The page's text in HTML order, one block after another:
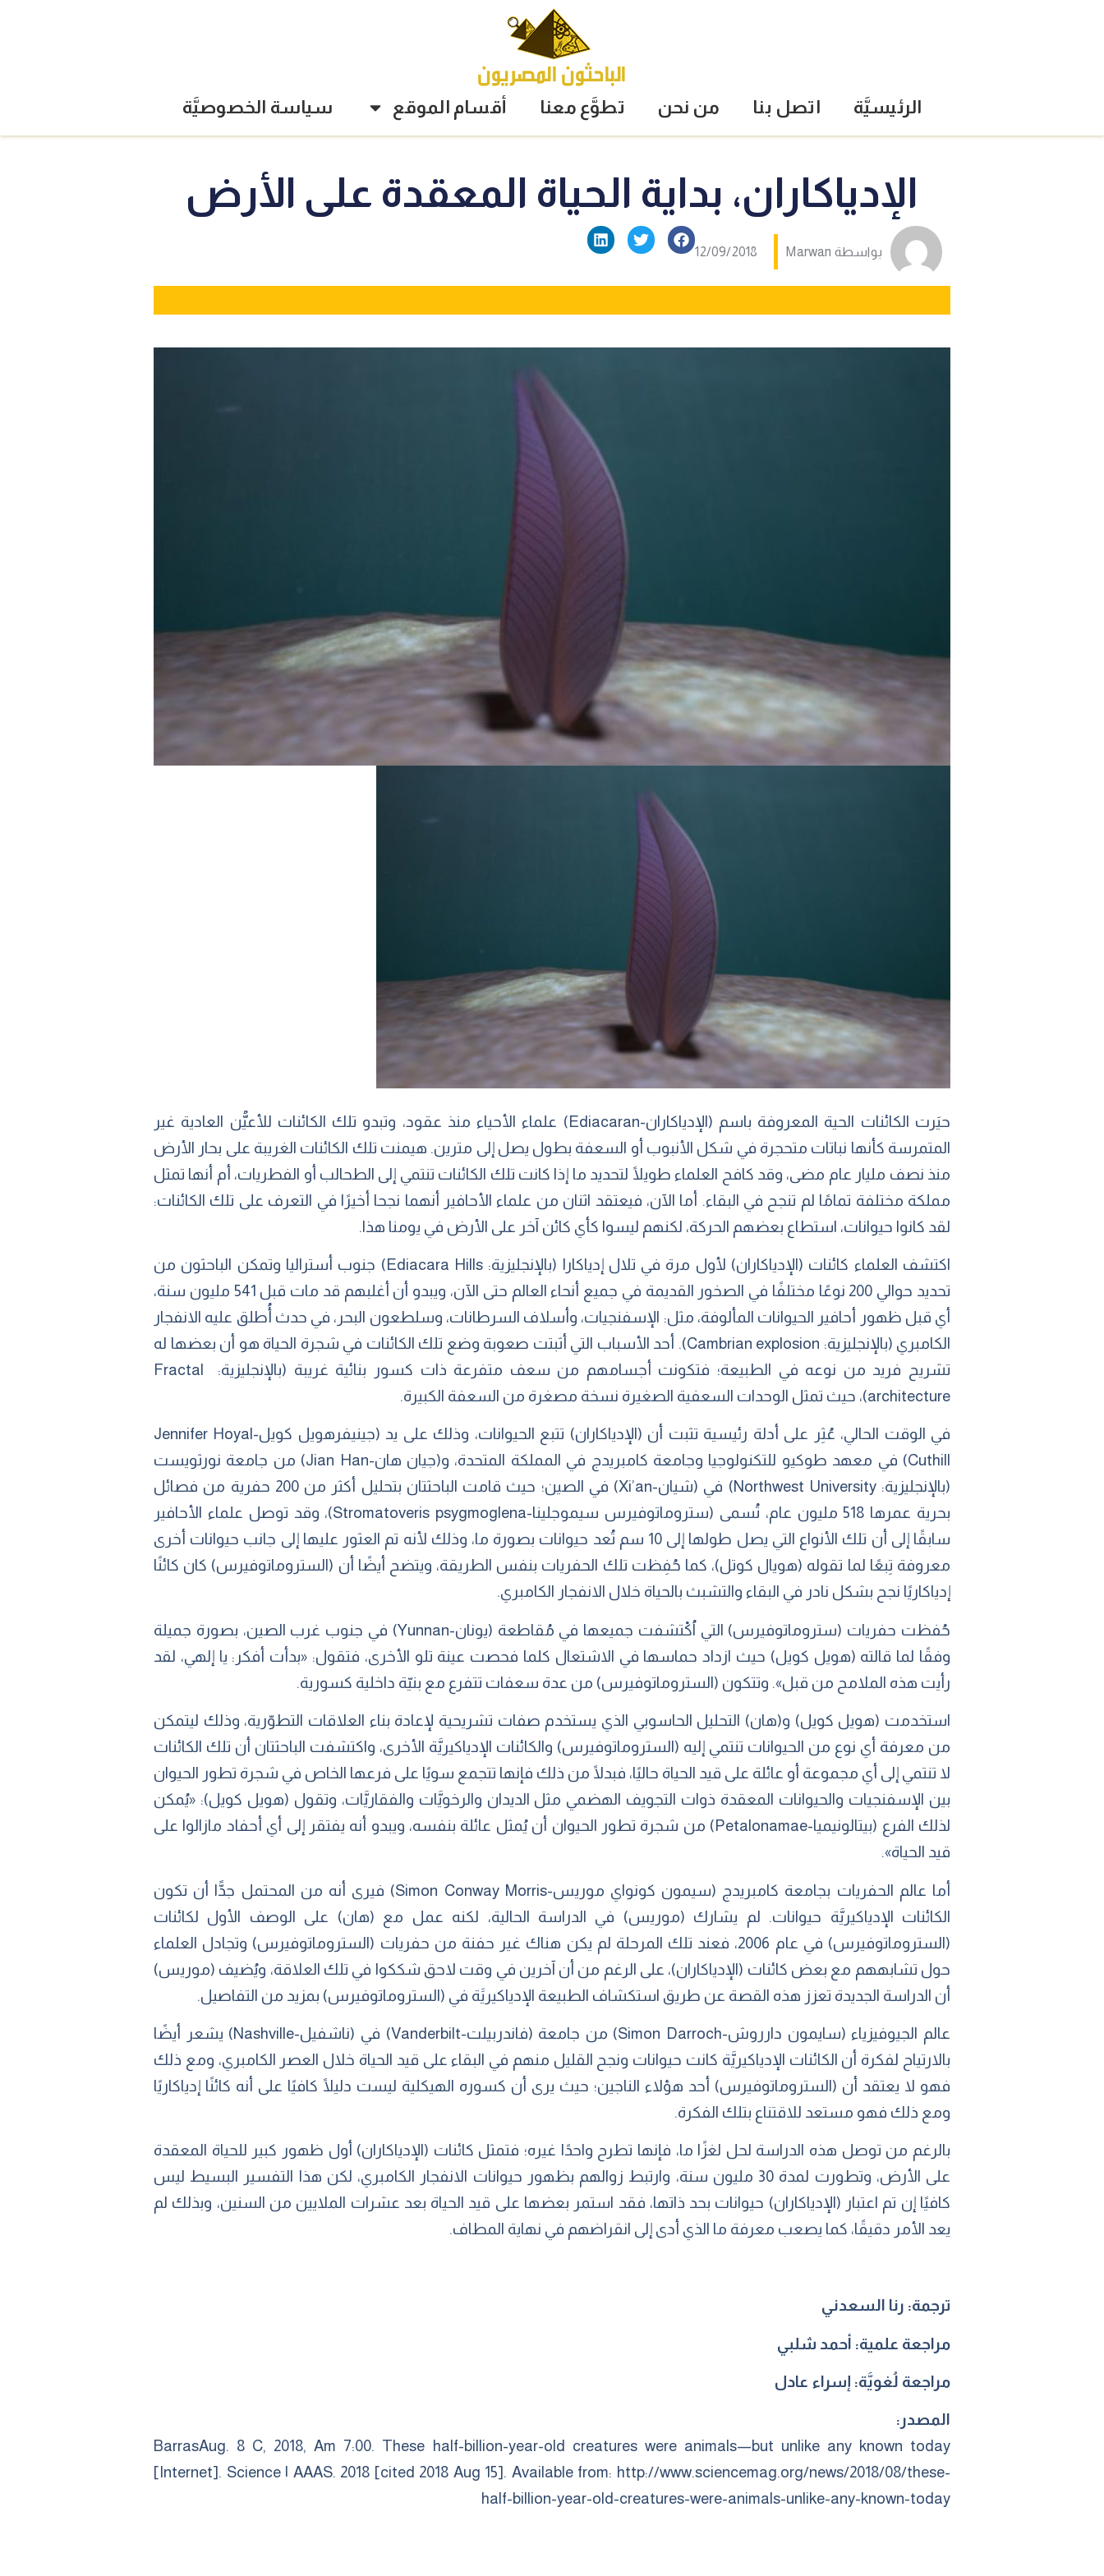
الرئيسيَّة اتصل بنا من نحن تطوَّع معنا أقسام الموقع سياسة الخصوصيَّة
الإدياكاران، بداية الحياة المعقدة على الأرض
بواسطة 12/09/2018
حيَرت الكائنات الحية المعروفة باسم (الإدياكاران-Ediacaran) علماء الأحياء منذ عقود، وتبدو تلك الكائنات للأعيُّن العادية غير
المتمرسة كأنها نباتات متحجرة في شكل الأنبوب أو السعفة بطول يصل إلى مترين. هيمنت تلك الكائنات الغريبة على بحار الأرض
منذ نصف مليار عام مضى، وقد كافح العلماء طويلًا لتحديد ما إذا كانت تلك الكائنات تنتمي إلى الطحالب أو الفطريات، أم أنها تمثل
مملكة مختلفة تمامًا لم تنجح في البقاء. أما الآن، فيعتقد اثنان من علماء الأحافير أنهما نجحا أخيرًا في التعرف على تلك الكائنات:
لقد كانوا حيوانات، استطاع بعضهم الحركة، لكنهم ليسوا كأي كائن آخر على الأرض في يومنا هذا.
اكتشف العلماء كائنات (الإدياكاران) لأول مرة في تلال إدياكارا (بالإنجليزية: Ediacara Hills) جنوب أستراليا وتمكن الباحثون من
تحديد حوالي 200 نوعًا مختلفًا في الصخور القديمة في جميع أنحاء العالم حتى الآن، ويبدو أن أغلبهم قد مات قبل 541 مليون سنة،
أي قبل ظهور أحافير الحيوانات المألوفة، مثل: الإسفنجيات، وأسلاف السرطانات، وسلطعون البحر، في حدث أُطلق عليه الانفجار
الكامبري (بالإنجليزية: Cambrian explosion). أحد الأسباب التي أثبتت صعوبة وضع تلك الكائنات في شجرة الحياة هو أن بعضها له
تشريح فريد من نوعه في الطبيعة؛ فتكونت أجسامهم من سعف متفرعة ذات كسور بنائية غريبة (بالإنجليزية: Fractal
architecture)، حيث تمثل الوحدات السعفية الصغيرة نسخة مصغرة من السعفة الكبيرة.
في الوقت الحالي، عُثِر على أدلة رئيسية تثبت أن (الإدياكاران) تتبع الحيوانات، وذلك على يد (جينيفرهويل كويل-Jennifer Hoyal
Cuthill) في معهد طوكيو للتكنولوجيا وجامعة كامبريدج في المملكة المتحدة، و(جيان هان-Jian Han) من جامعة نورثويست
(بالإنجليزية: Northwest University) في (شيان-Xi’an) في الصين؛ حيث قامت الباحثتان بتحليل أكثر من 200 حفرية من فصائل
بحرية عمرها 518 مليون عام، تُسمى (ستروماتوفيرس سيموجلينا-Stromatoveris psygmoglena)، وقد توصل علماء الأحافير
سابقًا إلى أن تلك الأنواع التي يصل طولها إلى 10 سم تُعد حيوانات بصورة ما، وذلك لأنه تم العثور عليها إلى جانب حيوانات أخرى
معروفة تِبعًا لما تقوله (هويال كوتل)، كما حُفِظت تلك الحفريات بنفس الطريقة، ويتضح أيضًا أن (الستروماتوفيرس) كان كائنًا
إدياكاريًا نجح بشكل نادر في البقاء والتشبث بالحياة خلال الانفجار الكامبري.
حُفظت حفريات (ستروماتوفيرس) التي اُكْتشفت جميعها في مُقاطعة (يونان-Yunnan) في جنوب غرب الصين، بصورة جميلة
وفقًا لما قالته (هويل كويل) حيث ازداد حماسها في الاشتعال كلما فحصت عينة تلو الأخرى، فتقول: «بدأت أفكر: يا إلهي، لقد
رأيت هذه الملامح من قبل». وتتكون (الستروماتوفيرس) من عدة سعفات تتفرع مع بنيّة داخلية كسورية.
استخدمت (هويل كويل) و(هان) التحليل الحاسوبي الذي يستخدم صفات تشريحية لإعادة بناء العلاقات التطوّرية، وذلك ليتمكن
من معرفة أي نوع من الحيوانات تنتمي إليه (الستروماتوفيرس) والكائنات الإدياكيريَّة الأخرى، واكتشفت الباحثتان أن تلك الكائنات
لا تنتمي إلى أي مجموعة أو عائلة على قيد الحياة حاليًا، فبدلًا من ذلك فإنها تتجمع سويًا على فرعها الخاص في شجرة تطور الحيوان
بين الإسفنجيات والحيوانات المعقدة ذوات التجويف الهضمي مثل الديدان والرخويَّات والفقاريَّات، وتقول (هويل كويل): «يُمكن
لذلك الفرع (بيتالونيميا-Petalonamae) من شجرة تطور الحيوان أن يُمثل عائلة بنفسه، ويبدو أنه يفتقر إلى أي أحفاد مازالوا على
قيد الحياة».
أما عالم الحفريات بجامعة كامبريدج (سيمون كونواي موريس-Simon Conway Morris) فيرى أنه من المحتمل جدًّا أن تكون
الكائنات الإدياكيريَّة حيوانات. لم يشارك (موريس) في الدراسة الحالية، لكنه عمل مع (هان) على الوصف الأول لكائنات
(الستروماتوفيرس) في عام 2006، فعند تلك المرحلة لم يكن هناك غير حفنة من حفريات (الستروماتوفيرس) وتجادل العلماء
حول تشابههم مع بعض كائنات (الإدياكاران)، على الرغم من أن آخرين في وقت لاحق شككوا في تلك العلاقة، ويُضيف (موريس)
أن الدراسة الجديدة تعزز هذه القصة عن طريق استكشاف الطبيعة الإدياكيريََة في (الستروماتوفيرس) بمزيد من التفاصيل.
عالم الجيوفيزياء (سايمون دارروش-Simon Darroch) من جامعة (فاندربيلت-Vanderbilt) في (ناشفيل-Nashville) يشعر أيضًا
بالارتياح لفكرة أن الكائنات الإدياكيريَّة كانت حيوانات ونجح القليل منهم في البقاء على قيد الحياة خلال العصر الكامبري، ومع ذلك
فهو لا يعتقد أن (الستروماتوفيرس) أحد هؤلاء الناجين؛ حيث يرى أن كسوره الهيكلية ليست دليلًا كافيًا على أنه كائنًا إدياكاريًا
ومع ذلك فهو مستعد للاقتناع بتلك الفكرة.
بالرغم من توصل هذه الدراسة لحل لغزًا ما، فإنها تطرح واحدًا غيره؛ فتمثل كائنات (الإدياكاران) أول ظهور كبير للحياة المعقدة
على الأرض، وتطورت لمدة 30 مليون سنة، وارتبط زوالهم بظهور حيوانات الانفجار الكامبري، لكن هذا التفسير البسيط ليس
كافيًا إن تم اعتبار (الإدياكاران) حيوانات بحد ذاتها، فقد استمر بعضها على قيد الحياة بعد عشرات الملايين من السنين، وبذلك لم
يعد الأمر دقيقًا، كما يصعب معرفة ما الذي أدى إلى انقراضهم في نهاية المطاف.
ترجمة: رنا السعدني
مراجعة علمية: أحمد شلبي
مراجعة لُغويَّة: إسراء عادل
المصدر:
BarrasAug. 8 C, 2018, Am 7:00. These half-billion-year-old creatures were animals—but unlike any known today
[Internet]. Science | AAAS. 2018 [cited 2018 Aug 15]. Available from: http://www.sciencemag.org/news/2018/08/these-
half-billion-year-old-creatures-were-animals-unlike-any-known-today